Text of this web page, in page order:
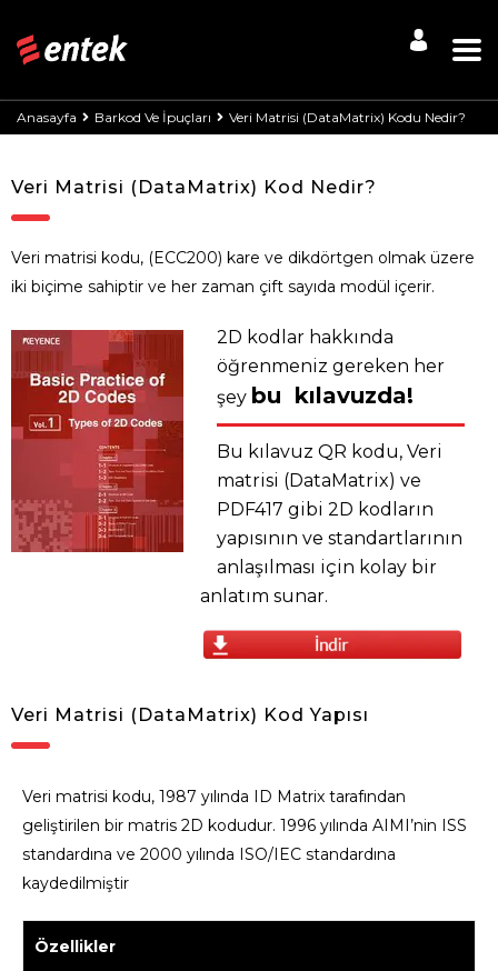
Anasayfa Barkod Ve İpuçları Veri Matrisi (DataMatrix) Kodu Nedir?
Veri Matrisi (DataMatrix) Kod Nedir?
Veri matrisi kodu, (ECC200) kare ve dikdörtgen olmak üzere
iki biçime sahiptir ve her zaman çift sayıda modül içerir.
2D kodlar hakkında
öğrenmeniz gereken her
şey bu kılavuzda!
Bu kılavuz QR kodu, Veri
matrisi (DataMatrix) ve
PDF417 gibi 2D kodların
yapısının ve standartlarının
anlaşılması için kolay bir
anlatım sunar.
Veri Matrisi (DataMatrix) Kod Yapısı
Veri matrisi kodu, 1987 yılında ID Matrix tarafından
geliştirilen bir matris 2D kodudur. 1996 yılında AIMI’nin ISS
standardına ve 2000 yılında ISO/IEC standardına
kaydedilmiştir
Özellikler